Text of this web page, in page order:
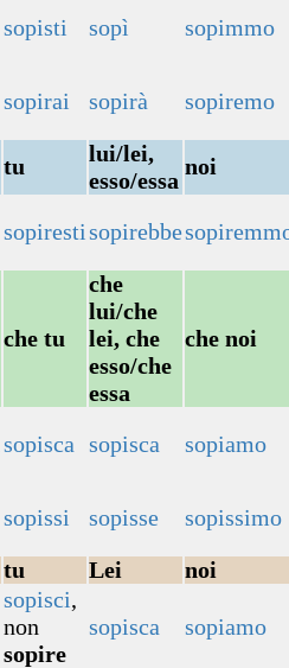
sopisti sopì sopimmo
sopirai sopirà sopiremo
tu
lui/lei,
esso/essa
noi
sopirestisopirebbe
che tu
che
lui/che
lei, che
esso/che
essa
che noi
sopisca sopisca sopiamo
sopissi sopisse sopissimo
tu Lei
noi
sopisci,
non
sopire
sopisca sopiamo